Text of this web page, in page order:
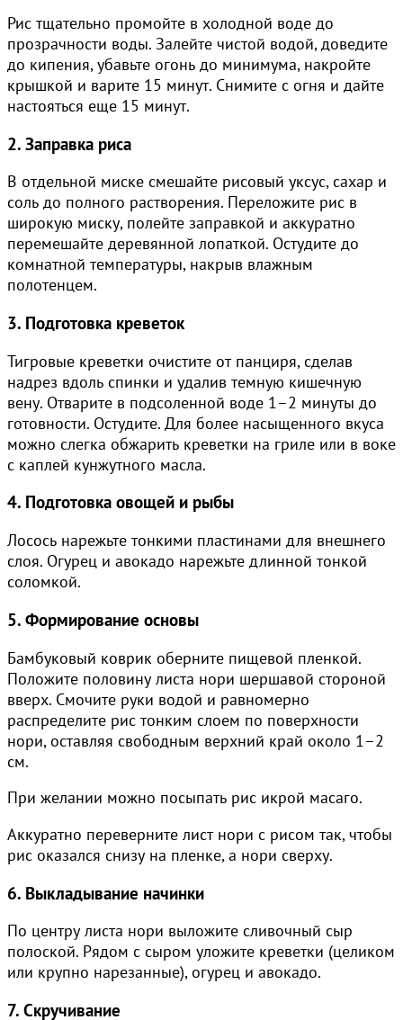
Рис тщательно промойте в холодной воде до
прозрачности воды. Залейте чистой водой, доведите
до кипения, убавьте огонь до минимума, накройте
крышкой и варите 15 минут. Снимите с огня и дайте
настояться еще 15 минут.
2. Заправка риса
В отдельной миске смешайте рисовый уксус, сахар и
соль до полного растворения. Переложите рис в
широкую миску, полейте заправкой и аккуратно
перемешайте деревянной лопаткой. Остудите до
комнатной температуры, накрыв влажным
полотенцем.
3. Подготовка креветок
Тигровые креветки очистите от панциря, сделав
надрез вдоль спинки и удалив темную кишечную
вену. Отварите в подсоленной воде 1–2 минуты до
готовности. Остудите. Для более насыщенного вкуса
можно слегка обжарить креветки на гриле или в воке
с каплей кунжутного масла.
4. Подготовка овощей и рыбы
Лосось нарежьте тонкими пластинами для внешнего
слоя. Огурец и авокадо нарежьте длинной тонкой
соломкой.
5. Формирование основы
Бамбуковый коврик оберните пищевой пленкой.
Положите половину листа нори шершавой стороной
вверх. Смочите руки водой и равномерно
распределите рис тонким слоем по поверхности
нори, оставляя свободным верхний край около 1–2
см.
При желании можно посыпать рис икрой масаго.
Аккуратно переверните лист нори с рисом так, чтобы
рис оказался снизу на пленке, а нори сверху.
6. Выкладывание начинки
По центру листа нори выложите сливочный сыр
полоской. Рядом с сыром уложите креветки (целиком
или крупно нарезанные), огурец и авокадо.
7. Скручивание